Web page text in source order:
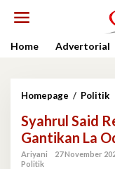
Home
Advertorial
Homepage / Politik
Syahrul Said
Gantikan La
Ariyani
27 November
Politik